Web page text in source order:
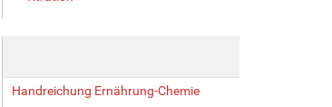
Handreichung Ernährung-Chemie